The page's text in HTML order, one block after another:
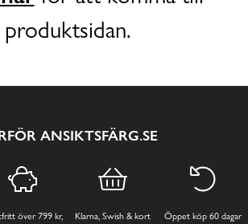
produktsidan.
ANSIKTSFÄRG.SE
över 799 kr,
Klarna, Swish & kort Öppet köp 60 dagar